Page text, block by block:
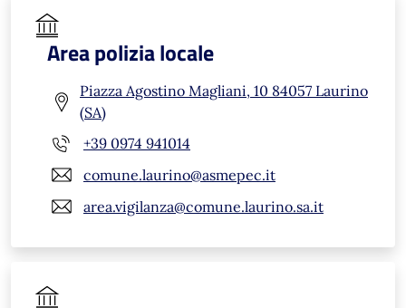
Area polizia locale
Piazza Agostino Magliani, 10 84057 Laurino
(SA)
+39 0974 941014
comune.laurino@asmepec.it
area.vigilanza@comune.laurino.sa.it